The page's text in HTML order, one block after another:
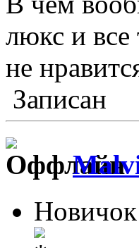
люкс и все
не
Записан
Новичок